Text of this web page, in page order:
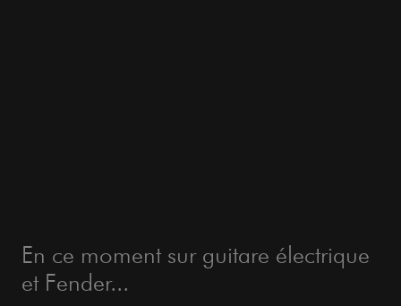
En ce moment sur guitare électrique
et Fender...